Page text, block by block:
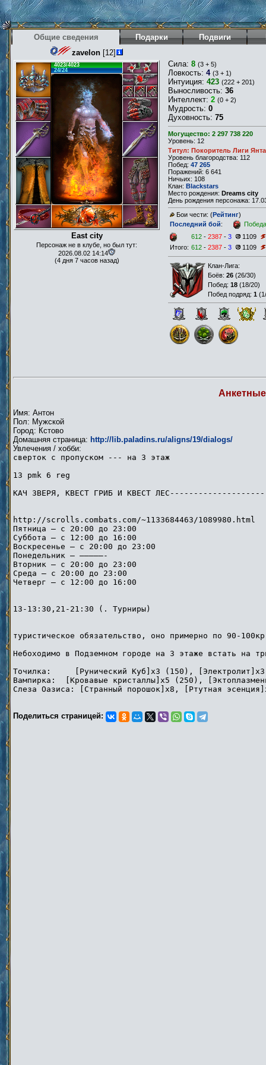
Общие сведения Подарки Подвиги
zavelon [12]
4023/4023
24/24
East city
Персонаж не в клубе, но был тут:
2026.08.02 14:14
(4 дня 7 часов назад)
Сила: 8 (3 + 5)
Ловкость: 4 (3 + 1)
Интуиция: 423 (222 + 201)
Выносливость: 36
Интеллект: 2 (0 + 2)
Мудрость: 0
Духовность: 75
Могущество: 2 297 738 220
Уровень: 12
Титул: Покоритель Лиги
Уровень благородства: 112
Побед: 47 265
Поражений: 6 641
Ничьих: 108
Клан: Blackstars
Место рождения: Dreams city
День рождения персонажа:
Бои чести: (Рейтинг)
Последний бой:
Победа
612 - 2387 - 3
1109
Итого: 612 - 2387 - 3 1109
Клан-Лига:
Боёв: 26 (26/30)
Побед: 18 (18/20)
Побед подряд: 1 (
Имя: Антон
Пол: Мужской
Город: Кстово
Домашняя страница: http://lib.paladins.ru/aligns/19/dialogs/
Увлечения / хобби:
сверток с пропуском --- на 3 этаж
13 pmk 6 reg
КАЧ ЗВЕРЯ, КВЕСТ ГРИБ И КВЕСТ
http://scrolls.combats.com/~1133684463/1089980.html
Пятница — с 20:00 до 23:00
Суббота — с 12:00 до 16:00
Воскресенье — с 20:00 до 23:00
Понедельник — —————-
Вторник — с 20:00 до 23:00
Среда — с 20:00 до 23:00
Четверг — с 12:00 до 16:00
13-13:30,21-21:30 (. Турниры)
туристическое обязательство, оно примерно по 90-
Небоходимо в Подземном городе на 3 этаже встать на
Точилка: [Рунический Куб]x3 (150), [Электролит]x3
Вампирка: [Кровавые кристаллы]x5 (250),
Слеза Оазиса: [Странный порошок]x8, [Ртутная
Поделиться страницей: